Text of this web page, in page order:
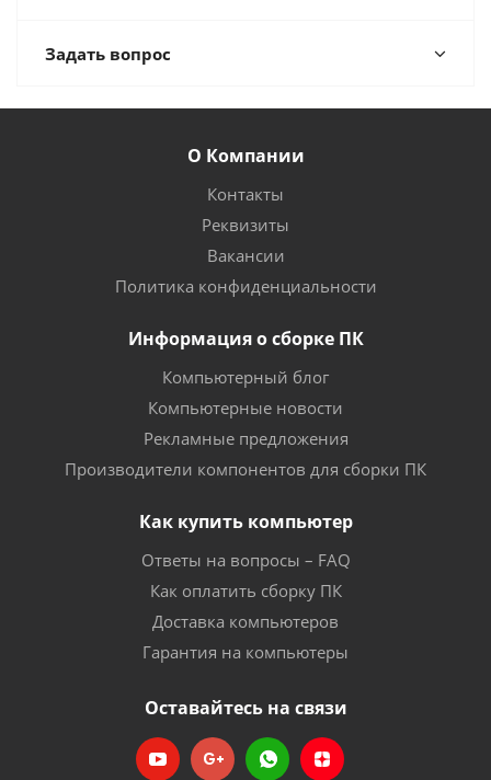
Задать вопрос
О Компании
Контакты
Реквизиты
Вакансии
Политика конфиденциальности
Информация о сборке ПК
Компьютерный блог
Компьютерные новости
Рекламные предложения
Производители компонентов для сборки ПК
Как купить компьютер
Ответы на вопросы – FAQ
Как оплатить сборку ПК
Доставка компьютеров
Гарантия на компьютеры
Оставайтесь на связи